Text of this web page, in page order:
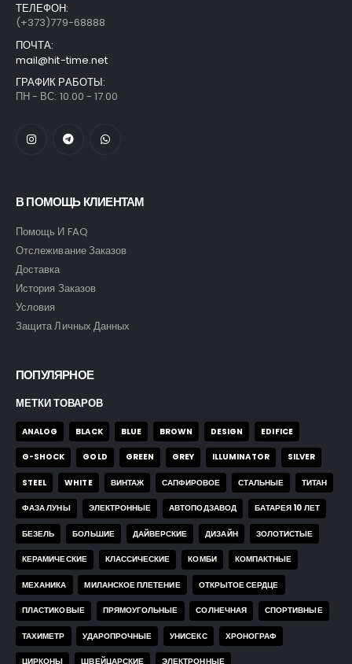
ТЕЛЕФОН:
(+373)779-68888
ПОЧТА:
mail@hit-time.net
ГРАФИК РАБОТЫ:
ПН - ВС: 10.00 - 17.00
В ПОМОЩЬ КЛИЕНТАМ
Помощь И FAQ
Отслеживание Заказов
Доставка
История Заказов
Условия
Защита Личных Данных
ПОПУЛЯРНОЕ
МЕТКИ ТОВАРОВ
ANALOG BLACK BLUE BROWN DESIGN EDIFICE
G-SHOCK GOLD GREEN GREY ILLUMINATOR SILVER
STEEL WHITE ВИНТАЖ САПФИРОВОЕ СТАЛЬНЫЕ ТИТАН
ФАЗА ЛУНЫ ЭЛЕКТРОННЫЕ АВТОПОДЗАВОД БАТАРЕЯ 10 ЛЕТ
БЕЗЕЛЬ БОЛЬШИЕ ДАЙВЕРСКИЕ ДИЗАЙН ЗОЛОТИСТЫЕ
КЕРАМИЧЕСКИЕ КЛАССИЧЕСКИЕ КОМБИ КОМПАКТНЫЕ
МЕХАНИКА МИЛАНСКОЕ ПЛЕТЕНИЕ ОТКРЫТОЕ СЕРДЦЕ
ПЛАСТИКОВЫЕ ПРЯМОУГОЛЬНЫЕ СОЛНЕЧНАЯ СПОРТИВНЫЕ
ТАХИМЕТР УДАРОПРОЧНЫЕ УНИСЕКС ХРОНОГРАФ
ЦИРКОНЫ ШВЕЙЦАРСКИЕ ЭЛЕКТРОННЫЕ